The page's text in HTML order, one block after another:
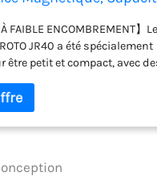
de Résistance,
À FAIBLE ENCOMBREMENT】Le
JR40 a été spécialement
être petit et compact, avec
replié de seulement 65 x
est également léger et
Les roues de transport
le rendent idéal pour les